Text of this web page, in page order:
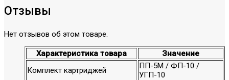
Отзывы
Нет отзывов об этом товаре.
Характеристика товара
Значение
Комплект картриджей
ПП-5М / ФП-10 /
УГП-10